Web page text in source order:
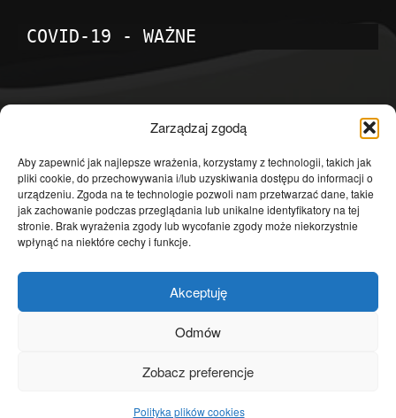
Zarządzaj zgodą
Aby zapewnić jak najlepsze wrażenia, korzystamy z technologii, takich jak
pliki cookie, do przechowywania i/lub uzyskiwania dostępu do informacji o
urządzeniu. Zgoda na te technologie pozwoli nam przetwarzać dane, takie
jak zachowanie podczas przeglądania lub unikalne identyfikatory na tej
stronie. Brak wyrażenia zgody lub wycofanie zgody może niekorzystnie
wpłynąć na niektóre cechy i funkcje.
Akceptuję
Odmów
Zobacz preferencje
Polityka plików cookies
COVID-19 - WAŻNE
Temat dnia
4601
Publicystyka
4363
Polityka
3639
Polska
Społeczeństwo
2823